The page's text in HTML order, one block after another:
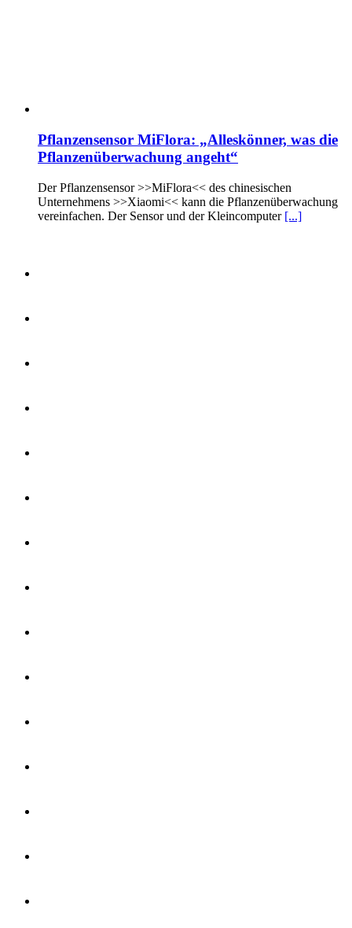
Pflanzensensor MiFlora: „Alleskönner, was die
Pflanzenüberwachung angeht“
Der Pflanzensensor >>MiFlora<< des chinesischen
Unternehmens >>Xiaomi<< kann die Pflanzenüberwachung
vereinfachen. Der Sensor und der Kleincomputer [...]